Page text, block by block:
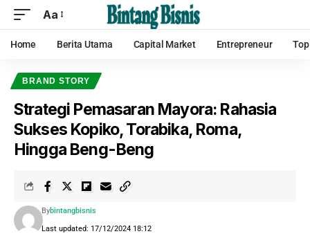
Aa
Home Berita Utama Capital Market Entrepreneur
BRAND STORY
Strategi Pemasaran Mayora: Rahasia
Sukses Kopiko, Torabika, Roma,
Hingga Beng-Beng
Last updated: 17/12/2024 18:12
Bybintangbisnis